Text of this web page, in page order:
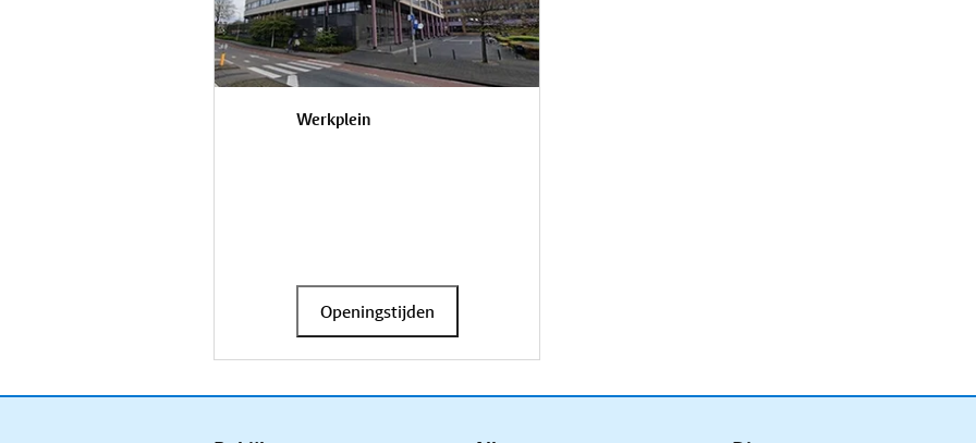
Werkplein
Openingstijden